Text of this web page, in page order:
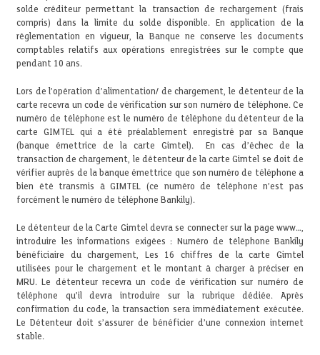
solde créditeur permettant la transaction de rechargement (frais
compris) dans la limite du solde disponible. En application de la
réglementation en vigueur, la Banque ne conserve les documents
comptables relatifs aux opérations enregistrées sur le compte que
pendant 10 ans.
Lors de l’opération d’alimentation/ de chargement, le détenteur de la
carte recevra un code de vérification sur son numéro de téléphone. Ce
numéro de téléphone est le numéro de téléphone du détenteur de la
carte GIMTEL qui a été préalablement enregistré par sa Banque
(banque émettrice de la carte Gimtel). En cas d’échec de la
transaction de chargement, le détenteur de la carte Gimtel se doit de
vérifier auprès de la banque émettrice que son numéro de téléphone a
bien été transmis à GIMTEL (ce numéro de téléphone n’est pas
forcément le numéro de téléphone Bankily).
Le détenteur de la Carte Gimtel devra se connecter sur la page www…,
introduire les informations exigées : Numéro de téléphone Bankily
bénéficiaire du chargement, Les 16 chiffres de la carte Gimtel
utilisées pour le chargement et le montant à charger à préciser en
MRU. Le détenteur recevra un code de vérification sur numéro de
téléphone qu’il devra introduire sur la rubrique dédiée. Après
confirmation du code, la transaction sera immédiatement exécutée.
Le Détenteur doit s’assurer de bénéficier d’une connexion internet
stable.